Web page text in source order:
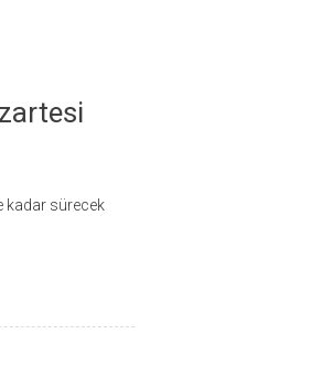
kadar sürecek